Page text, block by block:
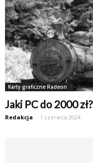
Karty graficzne Radeon
Jaki PC do 2000 zł?
Redakcja - 1 czerwca 2024